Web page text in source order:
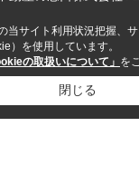
当サイト利用状況把握、
）を使用しています。
の取扱いについて」 を
閉じる